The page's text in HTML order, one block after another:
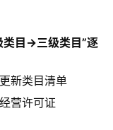
类目→三级类目”逐
新类目清单
营许可证